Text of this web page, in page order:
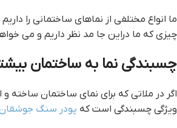
ما انواع مختلفی از نماهای ساختمانی را
چیزی که ما دراین جا مد نظر داریم و می
چسبندگی نما به ساختمان
اگر در ملاتی که برای نمای ساختمان
ویژگی چسبندگی است که پودر سنگ